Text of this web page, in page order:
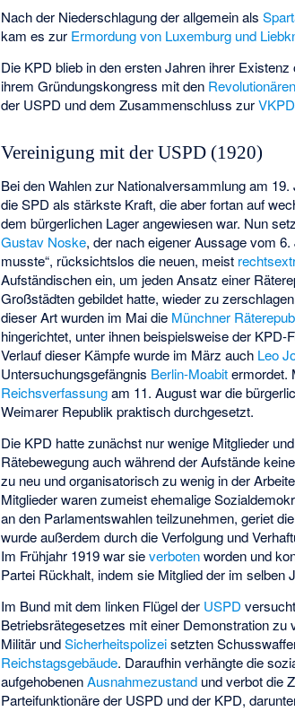
Nach der Niederschlagung der allgemein als
kam es zur Ermordung von Luxemburg und
Die KPD blieb in den ersten Jahren ihrer
ihrem Gründungskongress mit den
der USPD und dem Zusammenschluss zurVKPD
Vereinigung mit der USPD (1920)
Bei den Wahlen zur Nationalversammlung am
die SPD als stärkste Kraft, die aber fortan auf
dem bürgerlichen Lager angewiesen war. Nun
Gustav Noske, der nach eigener Aussage vom
musste“, rücksichtslos die neuen, meist
Aufständischen ein, um jeden Ansatz einer
Großstädten gebildet hatte, wieder zu
dieser Art wurden im Mai die Münchner
hingerichtet, unter ihnen beispielsweise der KPD-
Verlauf dieser Kämpfe wurde im März auch Leo
Untersuchungsgefängnis Berlin-Moabitermordet.
Reichsverfassungam 11. August war die
Weimarer Republik praktisch durchgesetzt.
Die KPD hatte zunächst nur wenige Mitglieder
Rätebewegung auch während der Aufstände
zu neu und organisatorisch zu wenig in der
Mitglieder waren zumeist ehemalige
an den Parlamentswahlen teilzunehmen, geriet
wurde außerdem durch die Verfolgung und
Im Frühjahr 1919 war sieverbotenworden und
Partei Rückhalt, indem sie Mitglied der im selben
Im Bund mit dem linken Flügel der USPD
Betriebsrätegesetzes mit einer Demonstration
Militär undSicherheitspolizeisetzten
Reichstagsgebäude. Daraufhin verhängte die
aufgehobenenAusnahmezustand und verbot die
Parteifunktionäre der USPD und der KPD,